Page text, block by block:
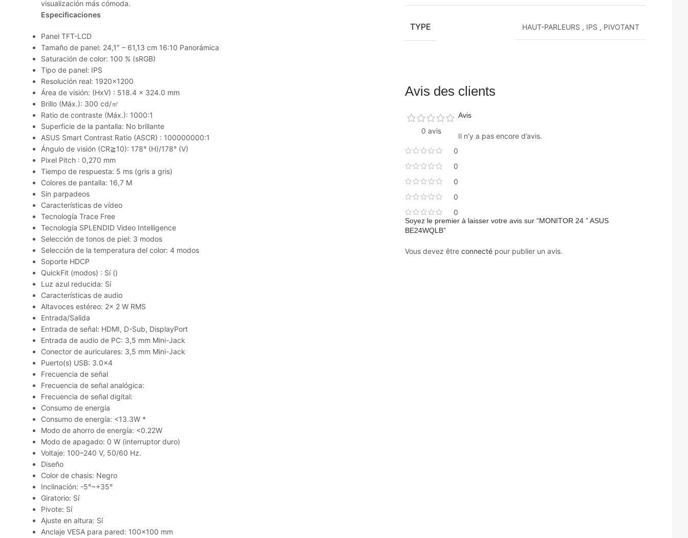
visualización más cómoda.
Especificaciones
Panel TFT-LCD
Tamaño de panel: 24,1″ – 61,13 cm 16:10 Panorámica
Saturación de color: 100 % (sRGB)
Tipo de panel: IPS
Resolución real: 1920×1200
Área de visión: (HxV) : 518.4 x 324.0 mm
Brillo (Máx.): 300 cd/㎡
Ratio de contraste (Máx.): 1000:1
Superficie de la pantalla: No brillante
ASUS Smart Contrast Ratio (ASCR) : 100000000:1
Ángulo de visión (CR≧10): 178° (H)/178° (V)
Pixel Pitch : 0,270 mm
Tiempo de respuesta: 5 ms (gris a gris)
Colores de pantalla: 16,7 M
Sin parpadeos
Características de vídeo
Tecnología Trace Free
Tecnología SPLENDID Video Intelligence
Selección de tonos de piel: 3 modos
Selección de la temperatura del color: 4 modos
Soporte HDCP
QuickFit (modos) : Sí ()
Luz azul reducida: Sí
Características de audio
Altavoces estéreo: 2x 2 W RMS
Entrada/Salida
Entrada de señal: HDMI, D-Sub, DisplayPort
Entrada de audio de PC: 3,5 mm Mini-Jack
Conector de auriculares: 3,5 mm Mini-Jack
Puerto(s) USB: 3.0×4
Frecuencia de señal
Frecuencia de señal analógica:
Frecuencia de señal digital:
Consumo de energía
Consumo de energía: <13.3W *
Modo de ahorro de energía: <0.22W
Modo de apagado: 0 W (interruptor duro)
Voltaje: 100–240 V, 50/60 Hz.
Diseño
Color de chasis: Negro
Inclinación: -5°~+35°
Giratorio: Sí
Pivote: Sí
Ajuste en altura: Sí
Anclaje VESA para pared: 100×100 mm
TYPE HAUT-PARLEURS , IPS , PIVOTANT
Avis des clients
0 avis
0
0
0
0
0
Avis
Il n’y a pas encore d’avis.
Soyez le premier à laisser votre avis sur “MONITOR 24 ” ASUS
BE24WQLB”
Vous devez être connectépour publier un avis.